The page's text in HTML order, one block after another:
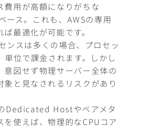
費用が高額になりがちな
ース。これも、AWSの専用
最適化が可能です。
ンスは多くの場合、プロセッ
単位で課金されます。しかし
意図せず物理サーバー全体の
象と見なされるリスクがあり
Dedicated Hostやベアメタ
を使えば、物理的なCPUコア